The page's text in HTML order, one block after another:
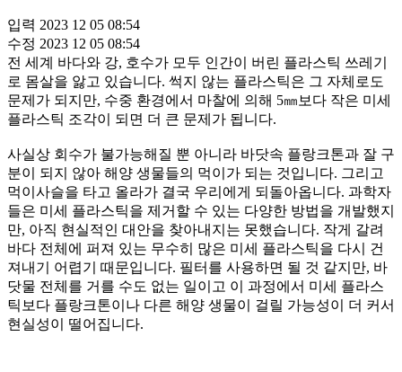
입력 2023 12 05 08:54
수정 2023 12 05 08:54
전 세계 바다와 강, 호수가 모두 인간이 버린 플라스틱 쓰레기
로 몸살을 앓고 있습니다. 썩지 않는 플라스틱은 그 자체로도
문제가 되지만, 수중 환경에서 마찰에 의해 5㎜보다 작은 미세
플라스틱 조각이 되면 더 큰 문제가 됩니다.
사실상 회수가 불가능해질 뿐 아니라 바닷속 플랑크톤과 잘 구
분이 되지 않아 해양 생물들의 먹이가 되는 것입니다. 그리고
먹이사슬을 타고 올라가 결국 우리에게 되돌아옵니다. 과학자
들은 미세 플라스틱을 제거할 수 있는 다양한 방법을 개발했지
만, 아직 현실적인 대안을 찾아내지는 못했습니다. 작게 갈려
바다 전체에 퍼져 있는 무수히 많은 미세 플라스틱을 다시 건
져내기 어렵기 때문입니다. 필터를 사용하면 될 것 같지만, 바
닷물 전체를 거를 수도 없는 일이고 이 과정에서 미세 플라스
틱보다 플랑크톤이나 다른 해양 생물이 걸릴 가능성이 더 커서
현실성이 떨어집니다.